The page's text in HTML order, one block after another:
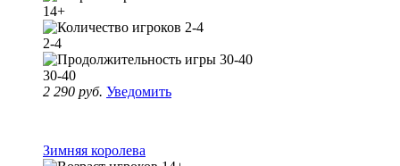
14+
2-4
30-40
2 290 руб. Уведомить
Зимняя королева